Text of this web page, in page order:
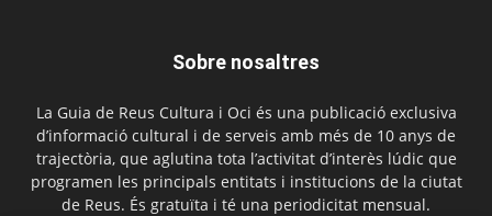
Sobre nosaltres
La Guia de Reus Cultura i Oci és una publicació exclusiva
d’informació cultural i de serveis amb més de 10 anys de
trajectòria, que aglutina tota l’activitat d’interès lúdic que
programen les principals entitats i institucions de la ciutat
de Reus. És gratuïta i té una periodicitat mensual.